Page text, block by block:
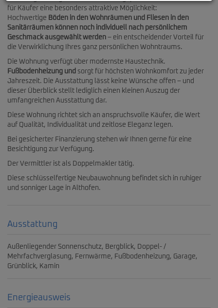
für Käufer eine besonders attraktive Möglichkeit:
Hochwertige Böden in den Wohnräumen und Fliesen in den
Sanitärräumen können noch individuell nach persönlichem
Geschmack ausgewählt werden – ein entscheidender Vorteil für
die Verwirklichung Ihres ganz persönlichen Wohntraums.
Die Wohnung verfügt über modernste Haustechnik.
Fußbodenheizung und sorgt für höchsten Wohnkomfort zu jeder
Jahreszeit. Die Ausstattung lässt keine Wünsche offen – und
dieser Überblick stellt lediglich einen kleinen Auszug der
umfangreichen Ausstattung dar.
Diese Wohnung richtet sich an anspruchsvolle Käufer, die Wert
auf Qualität, Individualität und zeitlose Eleganz legen.
Bei gesicherter Finanzierung stehen wir Ihnen gerne für eine
Besichtigung zur Verfügung.
Der Vermittler ist als Doppelmakler tätig.
Diese schlüsselfertige Neubauwohnung befindet sich in ruhiger
und sonniger Lage in Althofen.
Ausstattung
Außenliegender Sonnenschutz Bergblick
Doppel- /
Mehrfachverglasung
Fernwärme Fußbodenheizung
Garage
Grünblick
Kamin
Energieausweis